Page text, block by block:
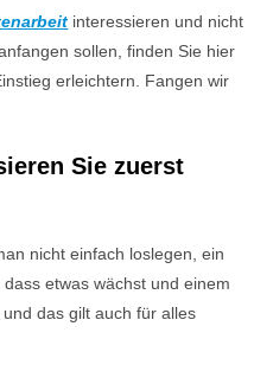
interessieren und nicht
sollen, finden Sie hier
erleichtern. Fangen wir
Sie zuerst
nicht einfach loslegen, ein
etwas wächst und einem
das gilt auch für alles